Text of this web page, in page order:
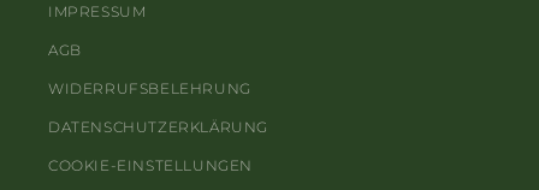
IMPRESSUM
AGB
WIDERRUFSBELEHRUNG
DATENSCHUTZERKLÄRUNG
COOKIE-EINSTELLUNGEN